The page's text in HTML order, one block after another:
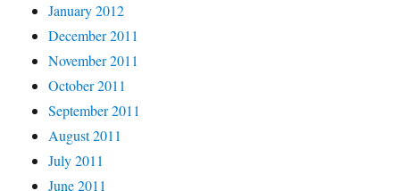
January 2012
December 2011
November 2011
October 2011
September 2011
August 2011
July 2011
June 2011